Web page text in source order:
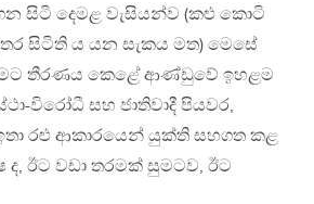
සිටි දෙමළ වැසියන්ව (කළු කොටි
සිටිති ය යන සැකය මත) මෙසේ
තීරණය කෙළේ ආණ්ඩුවේ ඉහළම
විරෝධී සහ ජාතිවාදී පියවර,
රළු ආකාරයෙන් යුක්ති සහගත කළ
ද, ඊට වඩා තරමක් සුමටව, ඊට